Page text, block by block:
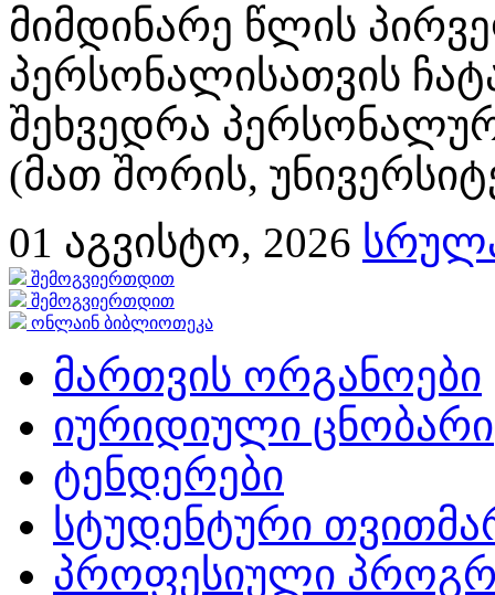
მიმდინარე წლის
პერსონალისათვის
შეხვედრა
(მათ შორის,
01 აგვისტო, 2026
შემოგვიერთდით
შემოგვიერთდით
ონლაინ ბიბლიოთეკა
მართვის ორგანოები
იურიდიული ცნობარი
ტენდერები
სტუდენტური
პროფესიული